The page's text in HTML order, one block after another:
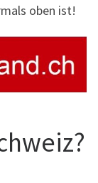
oben ist!